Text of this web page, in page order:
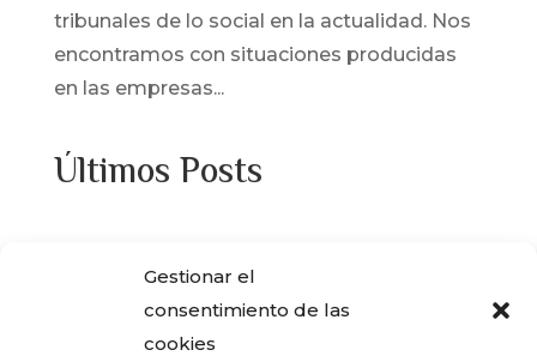
Gestionar el
consentimiento de las
cookies
tribunales de lo social en la actualidad. Nos
encontramos con situaciones producidas
en las empresas...
Últimos Posts
ENCASA CIBELES compró al IVIMA en el
año 2013?